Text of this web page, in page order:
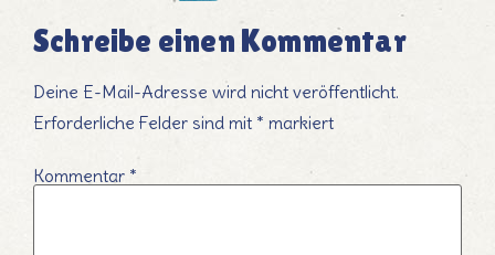
Schreibe einen Kommentar
Deine E-Mail-Adresse wird nicht veröffentlicht.
Erforderliche Felder sind mit * markiert
Kommentar *